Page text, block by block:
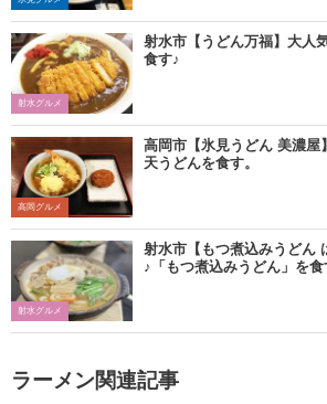
射水グルメ
射水市【うどん万福】大人
食す♪
高岡グルメ
高岡市【氷見うどん 美濃屋
天うどんを食す。
射水グルメ
射水市【もつ煮込みうどん
♪「もつ煮込みうどん」を食
ラーメン関連記事